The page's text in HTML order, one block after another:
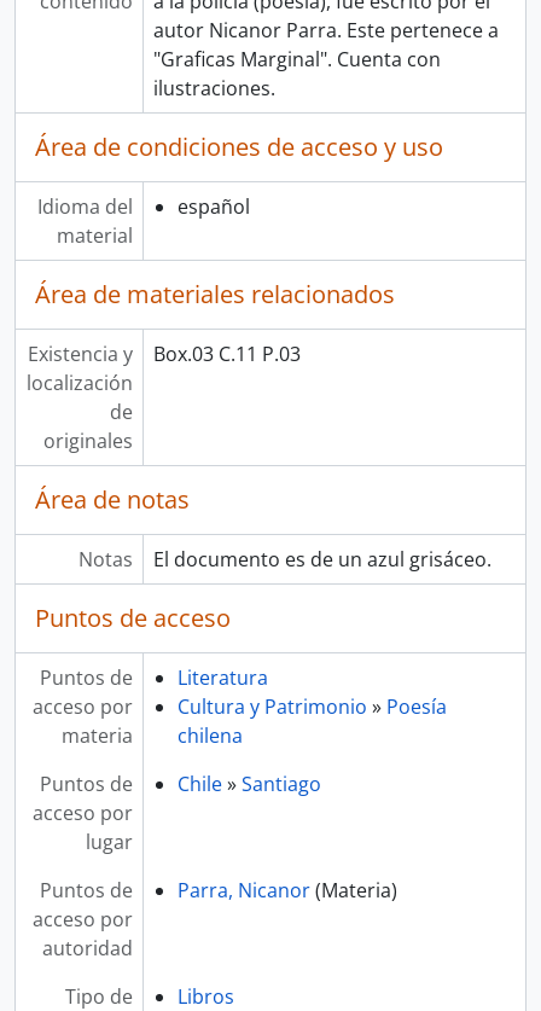
autor Nicanor Parra. Este pertenece a
"Graficas Marginal". Cuenta con
ilustraciones.
Área de condiciones de acceso y uso
Idioma del
material
español
Área de materiales relacionados
Existencia y
localización
de
originales
Box.03 C.11 P.03
Área de notas
Notas El documento es de un azul grisáceo.
Puntos de acceso
Puntos de
acceso por
materia
Literatura
Cultura y Patrimonio » Poesía
chilena
Puntos de
acceso por
lugar
Chile»Santiago
Puntos de
acceso por
autoridad
Parra, Nicanor(Materia)
Tipo de
Libros